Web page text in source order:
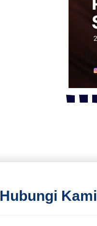
Hubungi Kami